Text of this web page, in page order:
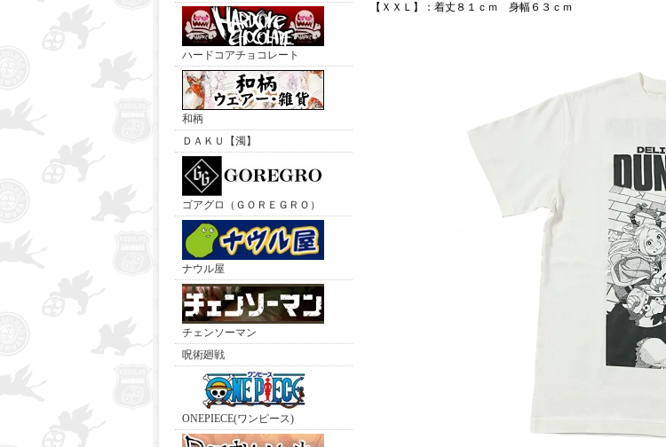
ハードコアチョコレート
和柄
ＤＡＫＵ【濁】
ゴアグロ（ＧＯＲＥＧＲＯ）
ナウル屋
チェンソーマン
呪術廻戦
ONEPIECE(ワンピース)
【ＸＸＬ】：着丈８１ｃｍ 身幅６３ｃｍ